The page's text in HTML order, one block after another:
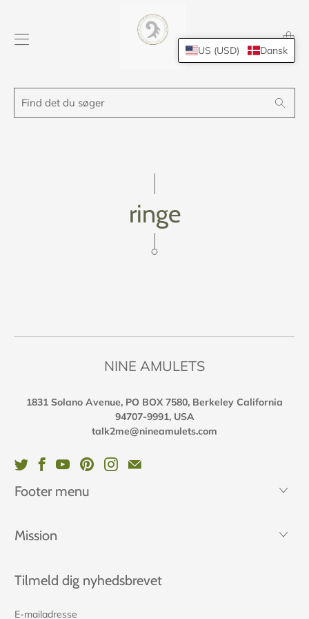
det
Search
ringe
NINE AMULETS
1831 Solano Avenue, PO BOX 7580, Berkeley California
94707-9991, USA
talk2me@nineamulets.com
Footer menu
Mission
Tilmeld dig nyhedsbrevet
mailadresse
US (USD) Dansk